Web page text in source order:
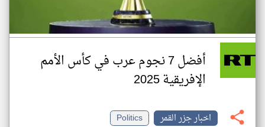
أفضل 7 نجوم عرب في كأس الأمم
الإفريقية 2025
اخبار جزر القمر
Politics